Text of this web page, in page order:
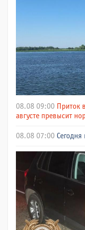
08.08 09:00 Приток
августе превысит
08.08 07:00